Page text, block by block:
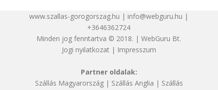
www.szallas-gorogorszag.hu | info@webguru.hu |
+3646362724
Minden jog fenntartva © 2018. | WebGuru Bt.
Jogi nyilatkozat| Impresszum
Partner oldalak:
Szállás Magyarország| Szállás Anglia | Szállás